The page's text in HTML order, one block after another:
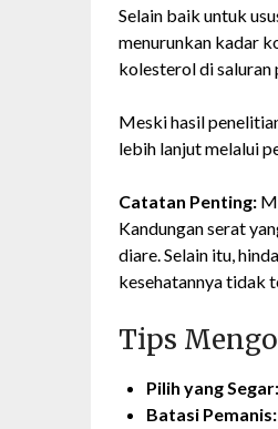
Selain baik untuk
menurunkan kadar
kolesterol di saluran
Meski hasil
lebih lanjut melalui
Catatan Penting:
Kandungan serat
diare. Selain itu,
kesehatannya tidak
Tips
Pilih yang Segar:
Batasi Pemanis: